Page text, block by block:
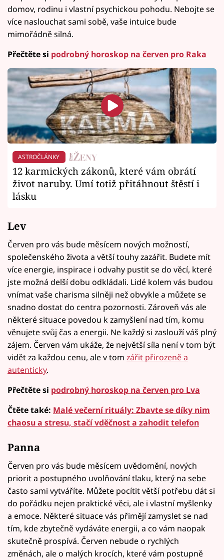
domov, rodinu i vlastní psychickou pohodu. Nebojte se
více naslouchat sami sobě, vaše intuice bude
mimořádně silná.
Přečtěte si podrobný horoskop na červen pro Raka
ASTROČLÁNKY
12 karmických zákonů, které vám obrátí
život naruby. Umí totiž přitáhnout štěstí i
lásku
Lev
Červen pro vás bude měsícem nových možností,
společenského života a větší touhy zazářit. Budete mít
více energie, inspirace i odvahy pustit se do věcí, které
jste možná delší dobu odkládali. Lidé kolem vás budou
vnímat vaše charisma silněji než obvykle a můžete se
snadno dostat do centra pozornosti. Zároveň vás ale
některé situace povedou k zamyšlení nad tím, komu
věnujete svůj čas a energii. Ne každý si zaslouží váš plný
zájem. Červen vám ukáže, že největší síla není v tom být
vidět za každou cenu, ale v tom zářit přirozeně a
autenticky.
Přečtěte si podrobný horoskop na červen pro Lva
Čtěte také: Malé večerní rituály: Zbavte se díky nim
chaosu a stresu, stačí vděčnost a zahodit telefon
Panna
Červen pro vás bude měsícem uvědomění, nových
priorit a postupného uvolňování tlaku, který na sebe
často sami vytváříte. Můžete pocítit větší potřebu dát si
do pořádku nejen praktické věci, ale i vlastní myšlenky
a emoce. Některé situace vás přimějí zamyslet se nad
tím, kde zbytečně vydáváte energii, a co vám naopak
skutečně prospívá. Červen nebude o rychlých
změnách, ale o malých krocích, které vám postupně